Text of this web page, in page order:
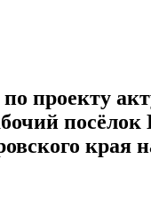
проекту
посёлок
края